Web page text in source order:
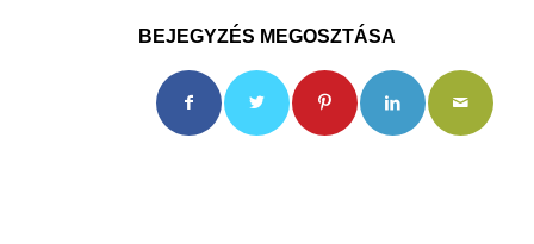
BEJEGYZÉS MEGOSZTÁSA